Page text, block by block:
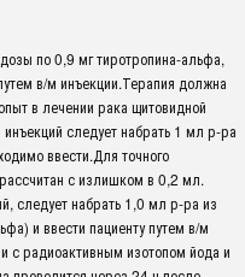
по 0,9 мг тиротропина-альфа,
в/м инъекции.Терапия должна
в лечении рака щитовидной
следует набрать 1 мл р-ра
ввести.Для точного
с излишком в 0,2 мл.
следует набрать 1,0 мл р-ра из
и ввести пациенту путем в/м
с радиоактивным изотопом йода и